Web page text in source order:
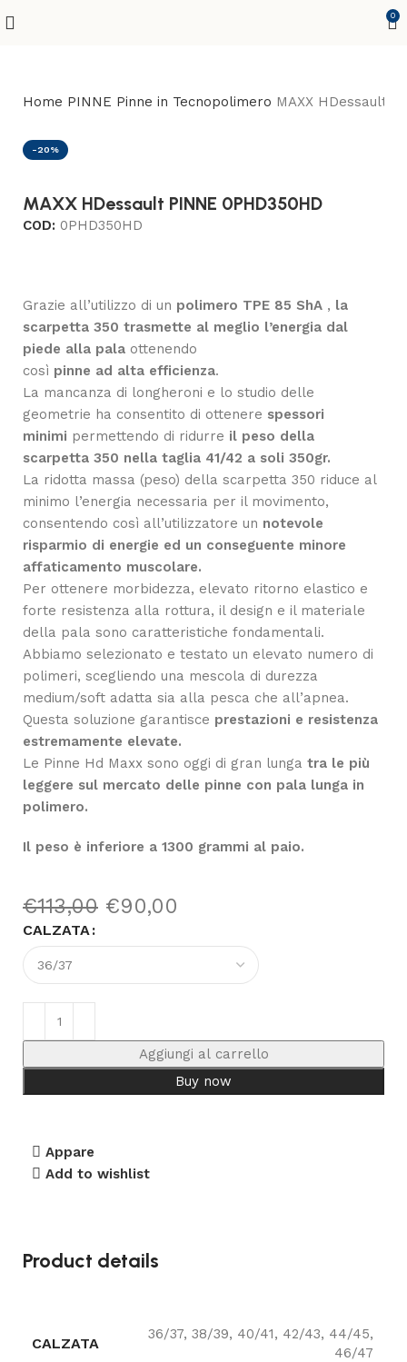
0
Home PINNE Pinne in Tecnopolimero MAXX HDessault
-20%
MAXX HDessault PINNE 0PHD350HD
COD: 0PHD350HD
Grazie all’utilizzo di un polimero TPE 85 ShA , la
scarpetta 350 trasmette al meglio l’energia dal
piede alla pala ottenendo
così pinne ad alta efficienza.
La mancanza di longheroni e lo studio delle
geometrie ha consentito di ottenere spessori
minimi permettendo di ridurre il peso della
scarpetta 350 nella taglia 41/42 a soli 350gr.
La ridotta massa (peso) della scarpetta 350 riduce al
minimo l’energia necessaria per il movimento,
consentendo così all’utilizzatore un notevole
risparmio di energie ed un conseguente minore
affaticamento muscolare.
Per ottenere morbidezza, elevato ritorno elastico e
forte resistenza alla rottura, il design e il materiale
della pala sono caratteristiche fondamentali.
Abbiamo selezionato e testato un elevato numero di
polimeri, scegliendo una mescola di durezza
medium/soft adatta sia alla pesca che all’apnea.
Questa soluzione garantisce prestazioni e resistenza
estremamente elevate.
Le Pinne Hd Maxx sono oggi di gran lunga tra le più
leggere sul mercato delle pinne con pala lunga in
polimero.
Il peso è inferiore a 1300 grammi al paio.
€113,00 €90,00
CALZATA
Aggiungi al carrello
Buy now
Appare
Add to wishlist
Product details
CALZATA
36/37, 38/39, 40/41, 42/43, 44/45,
46/47